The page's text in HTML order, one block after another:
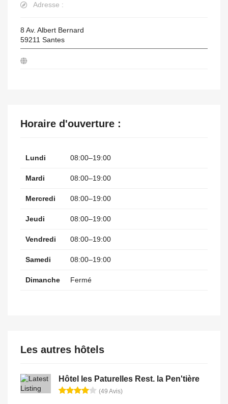
Adresse :
8 Av. Albert Bernard
59211 Santes
Horaire d'ouverture :
Lundi 08:00–19:00
Mardi 08:00–19:00
Mercredi 08:00–19:00
Jeudi 08:00–19:00
Vendredi 08:00–19:00
Samedi 08:00–19:00
Dimanche Fermé
Les autres hôtels
Hôtel les Paturelles Rest. la Pen'tière
(49 Avis)